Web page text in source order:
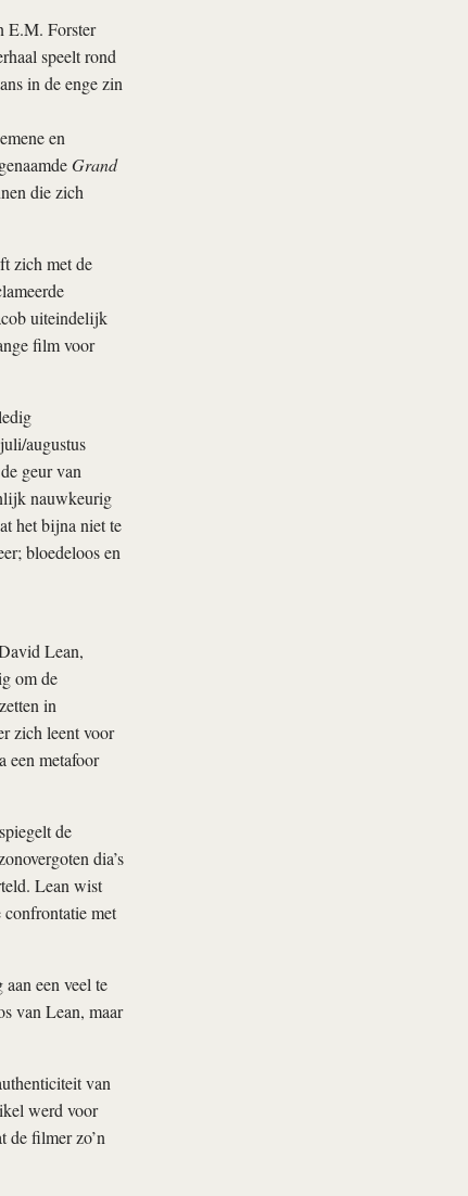
E.M. Forster
speelt rond
in de enge zin
en
Grand
die zich
zich met de
uiteindelijk
film voor
augustus
geur van
nauwkeurig
het bijna niet te
bloedeloos en
Lean,
om de
in
zich leent voor
een metafoor
de
dia’s
Lean wist
confrontatie met
een veel te
van Lean, maar
van
werd voor
de filmer zo’n